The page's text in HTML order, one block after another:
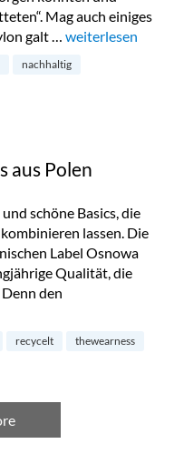
Mag auch einiges
galt … „Nahtlos
weiterlesen
nachhaltig
aus Polen
schöne Basics, die
lassen. Die
Label Osnowa
Qualität, die
den
Basics aus Polen“
recycelt
thewearness